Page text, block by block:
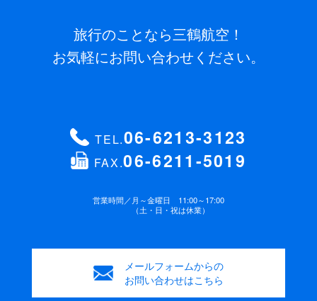
旅行のことなら三鶴航空！
お気軽にお問い合わせください。
TEL.06-6213-3123
FAX.06-6211-5019
営業時間／月～金曜日 11:00～17:00
（土・日・祝は休業）
メールフォームからの
お問い合わせはこちら